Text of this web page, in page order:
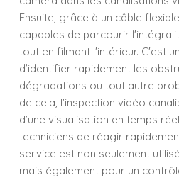
Ensuite, grâce à un câble
capables de parcourir
tout en filmant l'intérieur. C'est
d’identifier rapidement les
dégradations ou tout autre
de cela, l'inspection vidéo
d’une visualisation en temps
techniciens de réagir
service est non seulement
mais également pour un